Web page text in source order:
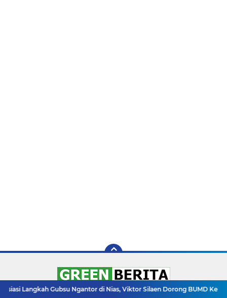
Ngantor di Nias, Viktor Silaen Dorong BUMD Kelola Rumput Laut